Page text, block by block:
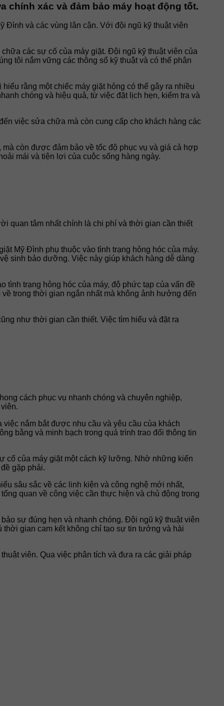
chính xác và đảm bảo máy hoạt động tốt.
Đình và các vùng lân cận. Với đội ngũ kỹ thuật viên
các sự cố của máy giặt. Đội ngũ kỹ thuật viên của
tôi nắm vững các thông số kỹ thuật và có thể phân
rằng một chiếc máy giặt hỏng có thể gây ra nhiều
chóng và hiệu quả, từ việc đặt lịch hẹn, kiểm tra và
việc sửa chữa mà còn cung cấp cho khách hàng các
còn được đảm bảo về tốc độ phục vụ và giá cả hợp
mái và tiện lợi của cuộc sống hàng ngày.
quan tâm nhất chính là chi phí và thời gian cần thiết
Mỹ Đình phụ thuộc vào tình trạng hỏng hóc của máy.
sinh bảo dưỡng. Việc này giúp khách hàng dễ dàng
trạng hỏng hóc của máy, độ phức tạp của vấn đề
trong thời gian ngắn nhất mà không ảnh hưởng đến
như thời gian cần thiết. Việc tìm hiểu và đặt ra
cách phục vụ nhanh chóng và chuyên nghiệp,
nắm bắt được nhu cầu và yêu cầu của khách
bằng và minh bạch trong quá trình trao đổi thông tin
cố của máy giặt một cách kỹ lưỡng. Nhờ những kiến
gặp phải.
sâu sắc về các linh kiện và công nghệ mới nhất,
quan về công việc cần thực hiện và chủ động trong
sự đúng hẹn và nhanh chóng. Đội ngũ kỹ thuật viên
gian cam kết không chỉ tạo sự tin tưởng và hài
viên. Qua việc phân tích và đưa ra các giải pháp